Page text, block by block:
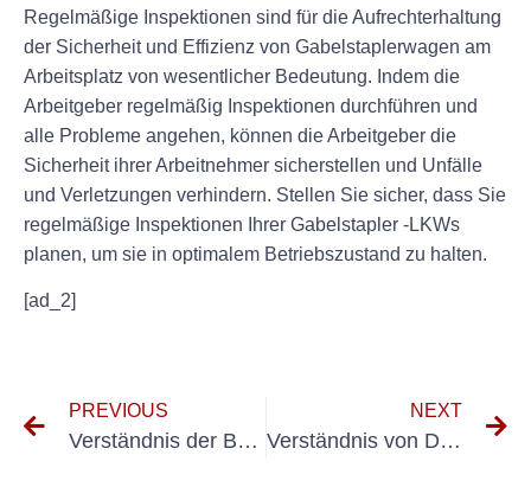
Regelmäßige Inspektionen sind für die Aufrechterhaltung
der Sicherheit und Effizienz von Gabelstaplerwagen am
Arbeitsplatz von wesentlicher Bedeutung. Indem die
Arbeitgeber regelmäßig Inspektionen durchführen und
alle Probleme angehen, können die Arbeitgeber die
Sicherheit ihrer Arbeitnehmer sicherstellen und Unfälle
und Verletzungen verhindern. Stellen Sie sicher, dass Sie
regelmäßige Inspektionen Ihrer Gabelstapler -LKWs
planen, um sie in optimalem Betriebszustand zu halten.
[ad_2]
PREVIOUS
Verständnis der Bedeutung von DGUV 3 -Tests für die elektrische Sicherheit am Arbeitsplatz
NEXT
Verständnis von Dguv neuungen für Ortsveränderlicher BRIEBMITTEL: Was Sie wissen müssen